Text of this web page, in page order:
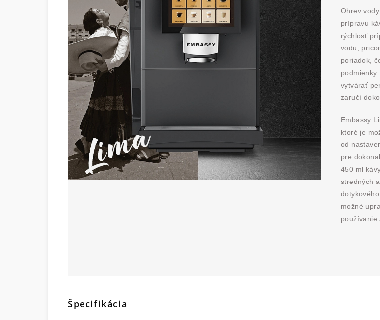
Ohrev
prípravu
rýchlosť
vodu,
poriadok,
vytvárať
zaručí
Embassy
ktoré je
od
pre
450 ml
stredných
možné
používanie
Špecifikácia